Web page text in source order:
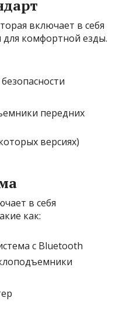
включает в себя
комфортной езды.
передних
версиях)
в себя
как:
с Bluetooth